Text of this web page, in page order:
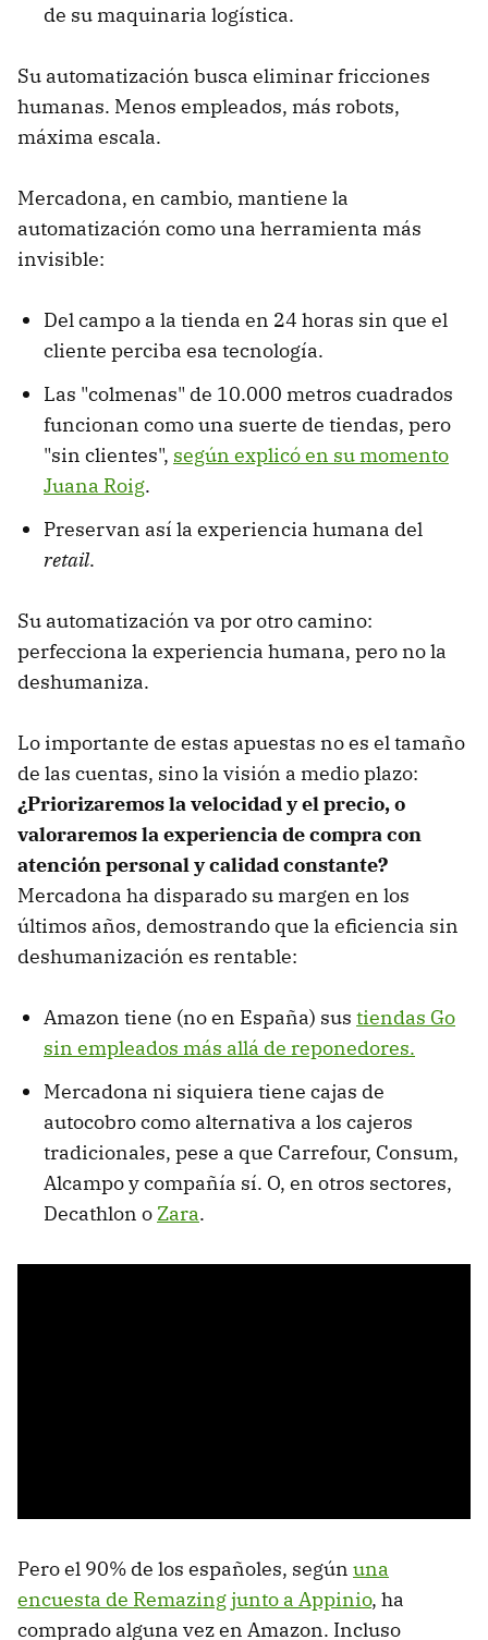
de su maquinaria logística.
Su automatización busca eliminar fricciones
humanas. Menos empleados, más robots,
máxima escala.
Mercadona, en cambio, mantiene la
automatización como una herramienta más
invisible:
Del campo a la tienda en 24 horas sin que el
cliente perciba esa tecnología.
Las "colmenas" de 10.000 metros cuadrados
funcionan como una suerte de tiendas, pero
"sin clientes", según explicó en su momento
Juana Roig.
Preservan así la experiencia humana del
retail.
Su automatización va por otro camino:
perfecciona la experiencia humana, pero no la
deshumaniza.
Lo importante de estas apuestas no es el tamaño
de las cuentas, sino la visión a medio plazo:
¿Priorizaremos la velocidad y el precio, o
valoraremos la experiencia de compra con
atención personal y calidad constante?
Mercadona ha disparado su margen en los
últimos años, demostrando que la eficiencia sin
deshumanización es rentable:
Amazon tiene (no en España) sus tiendas Go
sin empleados más allá de reponedores.
Mercadona ni siquiera tiene cajas de
autocobro como alternativa a los cajeros
tradicionales, pese a que Carrefour, Consum,
Alcampo y compañía sí. O, en otros sectores,
Decathlon o Zara.
Pero el 90% de los españoles, según una
encuesta de Remazing junto a Appinio, ha
comprado alguna vez en Amazon. Incluso